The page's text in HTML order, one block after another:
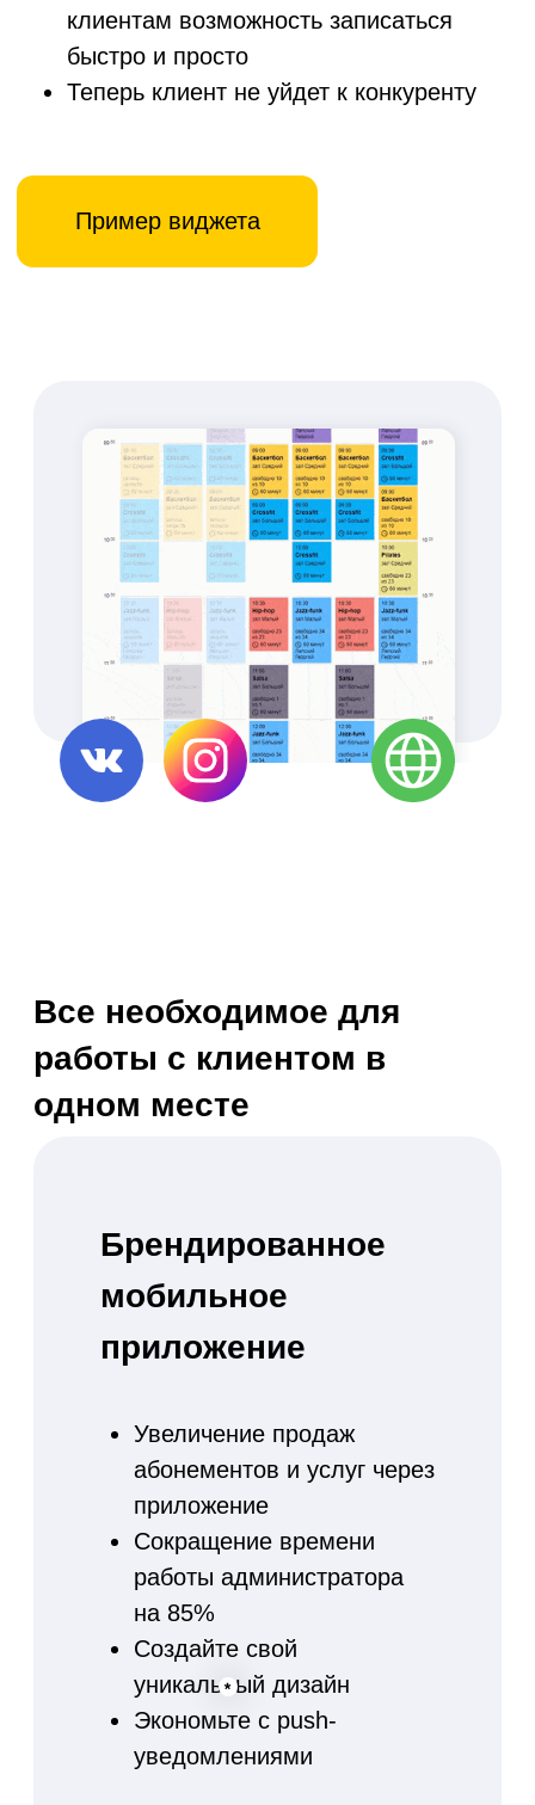
одном месте
Увеличение продаж
абонементов и услуг через
приложение
Сокращение времени
работы администратора
на 85%
Создайте свой
уникальный дизайн
Экономьте с push-
уведомлениями
Полная замена бумажного
аналога
Сканируя штрих код вы
видите оставшиеся
занятия клиента и можете
предложить продление
Используйте
электронные
абонементы